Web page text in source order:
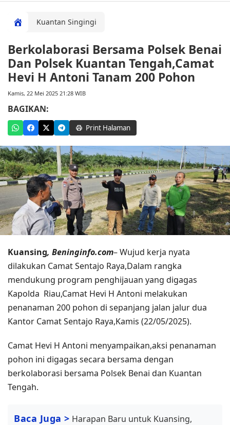
Kuantan Singingi
Berkolaborasi Bersama Polsek Benai
Dan Polsek Kuantan Tengah,Camat
Hevi H Antoni Tanam 200 Pohon
Kamis, 22 Mei 2025 21:28 WIB
BAGIKAN:
Print Halaman
Kuansing, Beninginfo.com– Wujud kerja nyata
dilakukan Camat Sentajo Raya,Dalam rangka
mendukung program penghijauan yang digagas
Kapolda Riau,Camat Hevi H Antoni melakukan
penanaman 200 pohon di sepanjang jalan jalur dua
Kantor Camat Sentajo Raya,Kamis (22/05/2025).
Camat Hevi H Antoni menyampaikan,aksi penanaman
pohon ini digagas secara bersama dengan
berkolaborasi bersama Polsek Benai dan Kuantan
Tengah.
Baca Juga > Harapan Baru untuk Kuansing,